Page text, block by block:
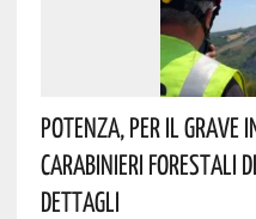
Potenza, Per Il Grave
Carabinieri Forestali
Dettagli